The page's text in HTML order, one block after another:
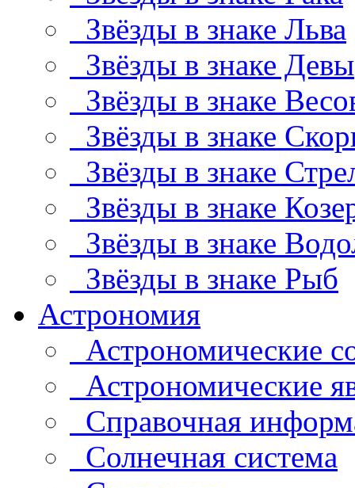
Звёзды в знаке Льва
Звёзды в знаке Девы
Звёзды в знаке
Звёзды в знаке
Звёзды в знаке
Звёзды в знаке
Звёзды в знаке
Звёзды в знаке Рыб
Астрономия
Астрономические
Астрономические
Справочная
Солнечная система